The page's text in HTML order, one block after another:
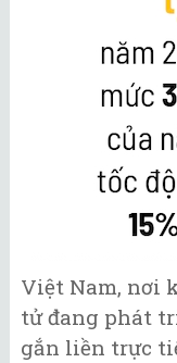
Việt Nam, nơi
tử đang phát
gắn liền trực